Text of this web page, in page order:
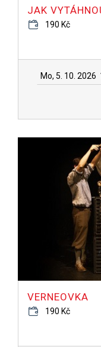
JAK
190 Kč
Mo, 5. 10. 2026
VERNEOVKA
190 Kč